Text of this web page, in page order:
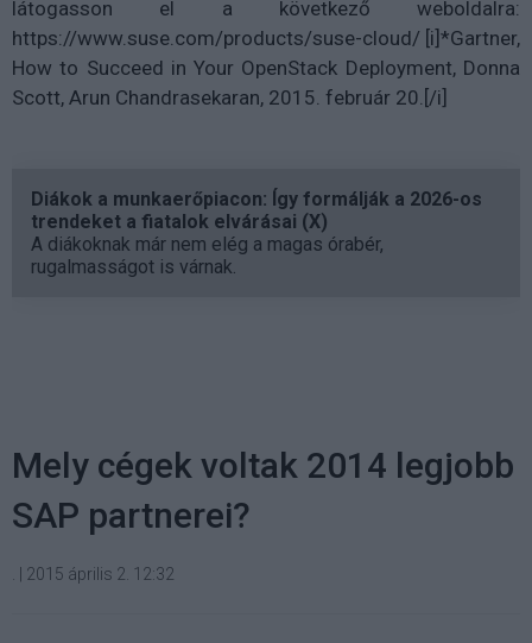
látogasson el a következő weboldalra:
https://www.suse.com/products/suse-cloud/ [i]*Gartner,
How to Succeed in Your OpenStack Deployment, Donna
Scott, Arun Chandrasekaran, 2015. február 20.[/i]
Diákok a munkaerőpiacon: Így formálják a 2026-os
trendeket a fiatalok elvárásai (X)
A diákoknak már nem elég a magas órabér,
rugalmasságot is várnak.
Mely cégek voltak 2014 legjobb
SAP partnerei?
2015 április 2. 12:32